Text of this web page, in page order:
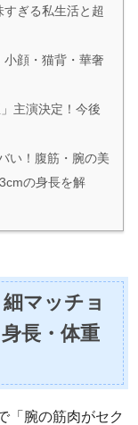
ぎる私生活と超
顔・猫背・華奢
主演決定！今後
い！腹筋・腕の美
の身長を解
マッチョ
長・体重
「腕の筋肉がセク